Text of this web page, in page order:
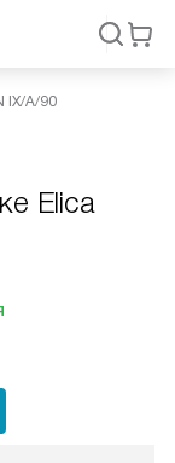
IX/A/90
Elica